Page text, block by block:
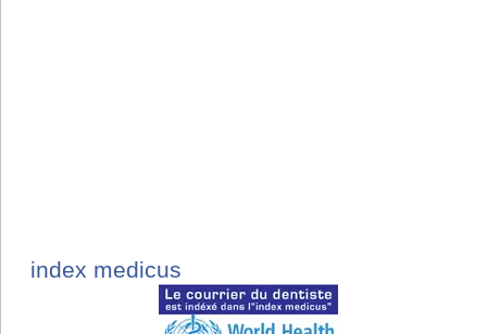
index medicus